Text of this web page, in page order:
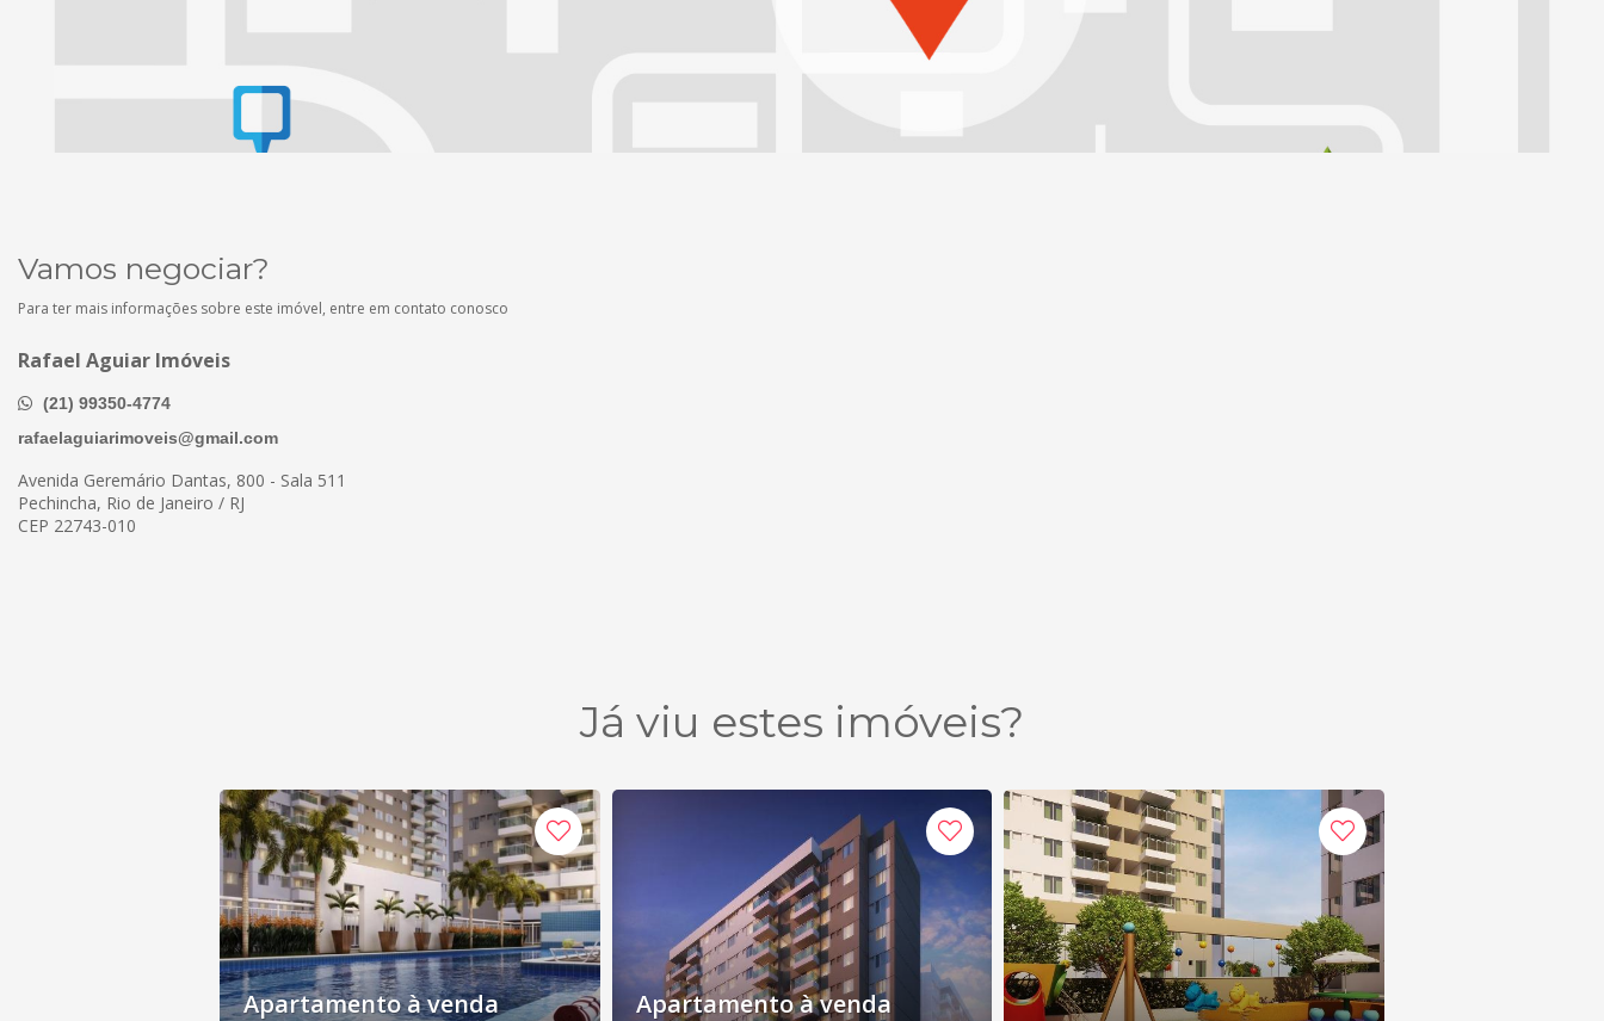
Vamos negociar?
Para ter mais informações sobre este imóvel, entre em contato conosco
Rafael Aguiar Imóveis
(21) 99350-4774
rafaelaguiarimoveis@gmail.com
Avenida Geremário Dantas, 800 - Sala 511
Pechincha, Rio de Janeiro / RJ
CEP 22743-010
Já viu estes imóveis?
Apartamento à venda Apartamento à venda